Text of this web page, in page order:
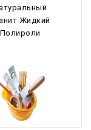
Жидкий
Полироли